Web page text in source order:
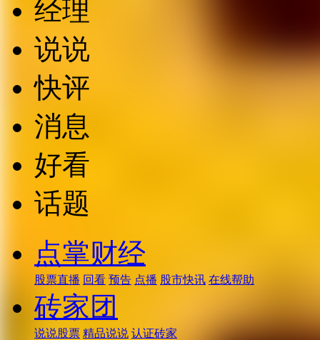
经理
说说
快评
消息
好看
话题
点掌财经
股票直播 回看 预告 点播 股市快讯 在线帮助
砖家团
说说股票 精品说说 认证砖家